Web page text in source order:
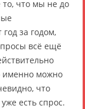
что мы не до
за годом,
всё ещё
именно можно
что
есть спрос.